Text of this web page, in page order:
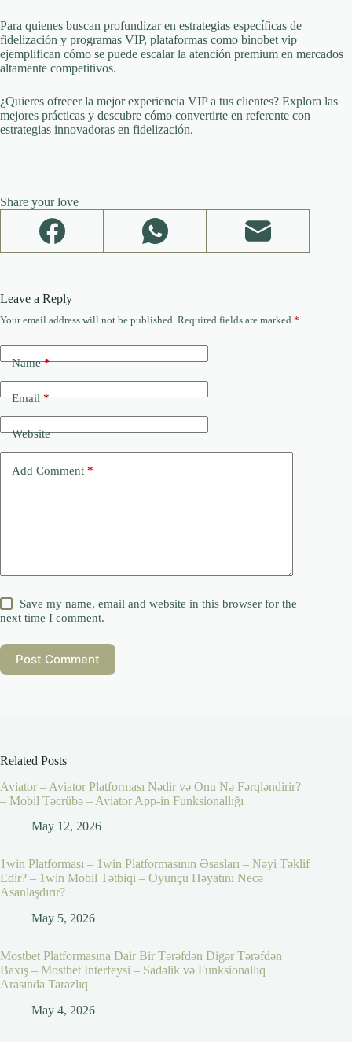
Para quienes buscan profundizar en estrategias específicas de
fidelización y programas VIP, plataformas como binobet vip
ejemplifican cómo se puede escalar la atención premium en mercados
altamente competitivos.
¿Quieres ofrecer la mejor experiencia VIP a tus clientes? Explora las
mejores prácticas y descubre cómo convertirte en referente con
estrategias innovadoras en fidelización.
Share your love
Leave a Reply
Your email address will not be published. Required fields are marked *
Name*
Email*
Website
Add Comment *
Save my name, email and website in this browser for the
next time I comment.
Post Comment
Related Posts
Aviator – Aviator Platforması Nədir və Onu Nə Fərqləndirir?
– Mobil Təcrübə – Aviator App-in Funksionallığı
May 12, 2026
1win Platforması – 1win Platformasının Əsasları – Nəyi Təklif
Edir? – 1win Mobil Tətbiqi – Oyunçu Həyatını Necə
Asanlaşdırır?
May 5, 2026
Mostbet Platformasına Dair Bir Tərəfdən Digər Tərəfdən
Baxış – Mostbet Interfeysi – Sadəlik və Funksionallıq
Arasında Tarazlıq
May 4, 2026